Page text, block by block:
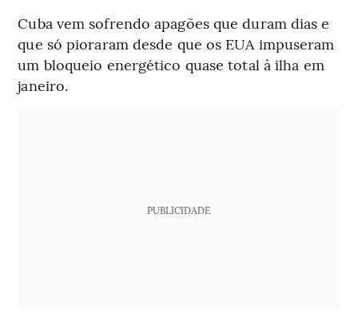
Cuba vem sofrendo apagões que duram dias e
que só pioraram desde que os EUA impuseram
um bloqueio energético quase total à ilha em
janeiro.
PUBLICIDADE